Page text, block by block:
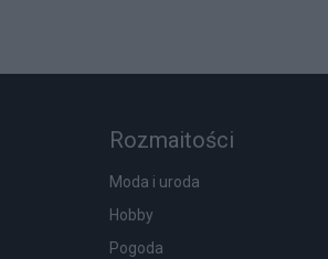
Rozmaitości
Moda i uroda
Hobby
Pogoda